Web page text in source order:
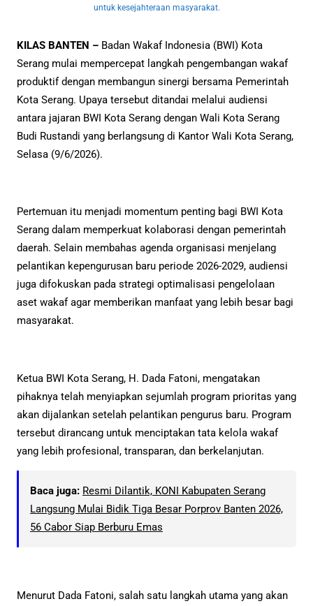
untuk kesejahteraan masyarakat.
KILAS BANTEN – Badan Wakaf Indonesia (BWI) Kota
Serang mulai mempercepat langkah pengembangan wakaf
produktif dengan membangun sinergi bersama Pemerintah
Kota Serang. Upaya tersebut ditandai melalui audiensi
antara jajaran BWI Kota Serang dengan Wali Kota Serang
Budi Rustandi yang berlangsung di Kantor Wali Kota Serang,
Selasa (9/6/2026).
Pertemuan itu menjadi momentum penting bagi BWI Kota
Serang dalam memperkuat kolaborasi dengan pemerintah
daerah. Selain membahas agenda organisasi menjelang
pelantikan kepengurusan baru periode 2026-2029, audiensi
juga difokuskan pada strategi optimalisasi pengelolaan
aset wakaf agar memberikan manfaat yang lebih besar bagi
masyarakat.
Ketua BWI Kota Serang, H. Dada Fatoni, mengatakan
pihaknya telah menyiapkan sejumlah program prioritas yang
akan dijalankan setelah pelantikan pengurus baru. Program
tersebut dirancang untuk menciptakan tata kelola wakaf
yang lebih profesional, transparan, dan berkelanjutan.
Baca juga: Resmi Dilantik, KONI Kabupaten Serang
Langsung Mulai Bidik Tiga Besar Porprov Banten 2026,
56 Cabor Siap Berburu Emas
Menurut Dada Fatoni, salah satu langkah utama yang akan